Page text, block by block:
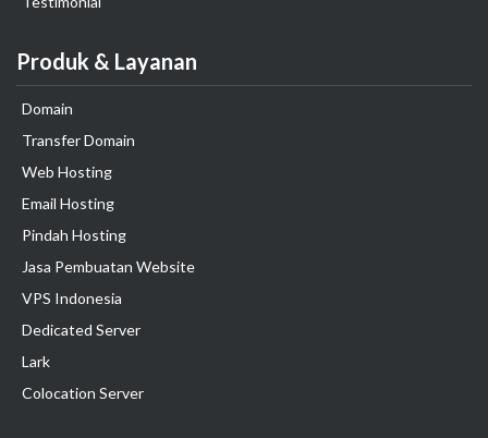
Produk & Layanan
Domain
Transfer Domain
Web Hosting
Email Hosting
Pindah Hosting
Jasa Pembuatan Website
VPS Indonesia
Dedicated Server
Lark
Colocation Server